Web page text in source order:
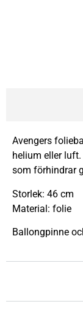
Avengers
helium eller
som förhindrar
Storlek: 46 cm
Material: folie
Ballongpinne